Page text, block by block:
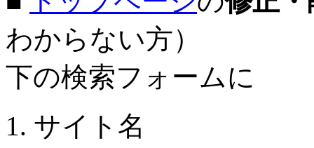
わからない方）
下の検索フォームに
サイト名